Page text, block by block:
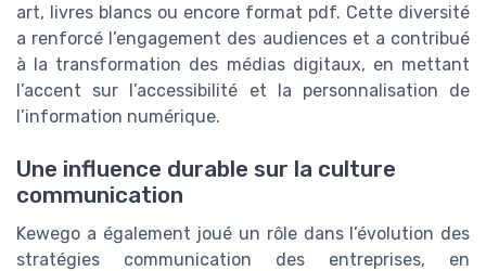
art, livres blancs ou encore format pdf. Cette diversité
a renforcé l’engagement des audiences et a contribué
à la transformation des médias digitaux, en mettant
l’accent sur l’accessibilité et la personnalisation de
l’information numérique.
Une influence durable sur la culture
communication
Kewego a également joué un rôle dans l’évolution des
stratégies communication des entreprises, en